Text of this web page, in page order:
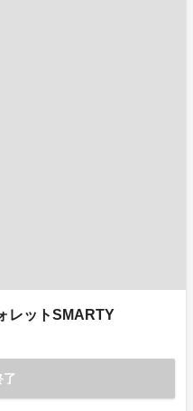
レットSMARTY
了